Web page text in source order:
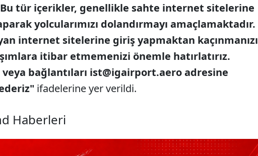
Bu tür içerikler, genellikle sahte internet sitelerine
yolcularımızı dolandırmayı amaçlamaktadır.
internet sitelerine giriş yapmaktan kaçınmanızı
itibar etmemenizi önemle hatırlatırız.
bağlantıları ist@igairport.aero adresine
ifadelerine yer verildi.
Haberleri